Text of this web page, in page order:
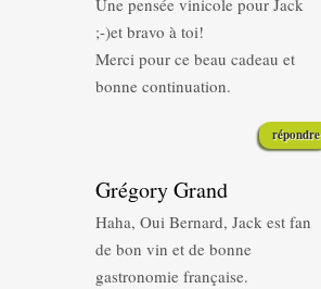
Une pensée vinicole pour Jack
;-)et bravo à toi!
Merci pour ce beau cadeau et
bonne continuation.
répondre
Grégory Grand
Haha, Oui Bernard, Jack est fan
de bon vin et de bonne
gastronomie française.